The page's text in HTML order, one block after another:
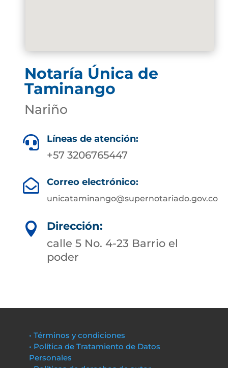
Notaría Única de
Taminango
Nariño
 Líneas de atención:
+57 3206765447
 Correo electrónico:
unicataminango@supernotariado.gov.co

Dirección:
calle 5 No. 4-23 Barrio el
poder
• Términos y condiciones
• Política de Tratamiento de Datos
Personales